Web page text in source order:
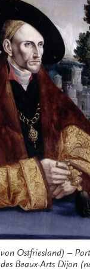
Ostfriesland) –
Beaux-Arts Dijon